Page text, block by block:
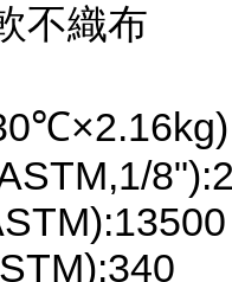
不織布